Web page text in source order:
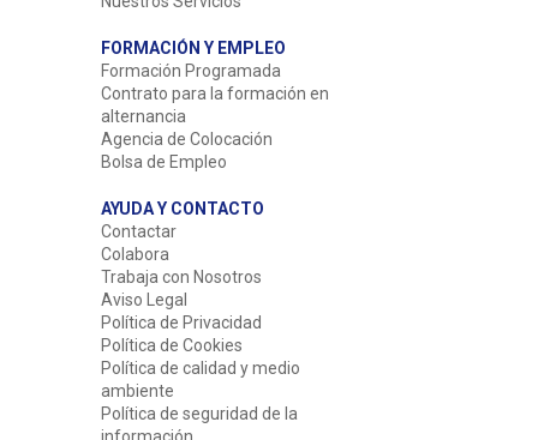
FORMACIÓN Y EMPLEO
Formación Programada
Contrato para la formación en
alternancia
Agencia de Colocación
Bolsa de Empleo
AYUDA Y CONTACTO
Contactar
Colabora
Trabaja con Nosotros
Aviso Legal
Política de Privacidad
Política de Cookies
Política de calidad y medio
ambiente
Política de seguridad de la